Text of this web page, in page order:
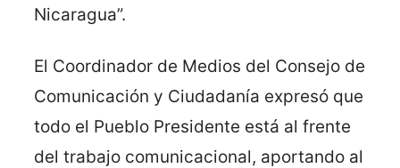
Nicaragua”.
El Coordinador de Medios del Consejo de
Comunicación y Ciudadanía expresó que
todo el Pueblo Presidente está al frente
del trabajo comunicacional, aportando al